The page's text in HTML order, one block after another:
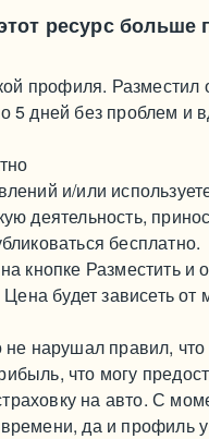
ресурс больше
профиля. Разместил
дней без проблем и
и/или
деятельность,
бесплатно.
кнопке Разместить и
будет зависеть от
нарушал правил,
что могу
на авто. С
да и профиль